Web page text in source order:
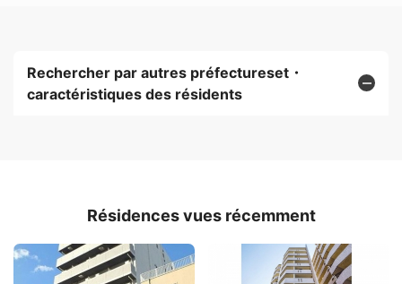
Rechercher par autres préfectureset・
caractéristiques des résidents
Résidences vues récemment